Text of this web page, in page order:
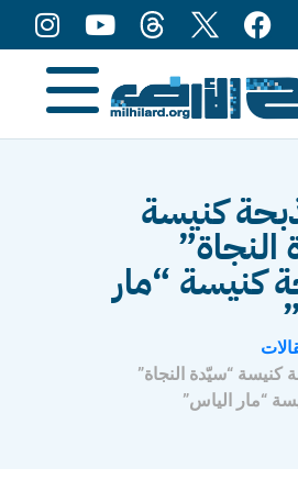
كنيسة
كنيسة “مار
كنيسة “سيّدة النجاة”
“مار الياس”